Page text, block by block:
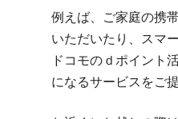
例えば、ご家庭の携
いただいたり、スマ
ドコモのｄポイント
になるサービスをご